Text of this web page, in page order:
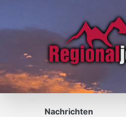
Nachrichten